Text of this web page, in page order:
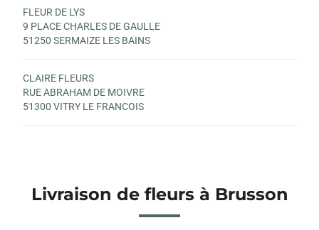
FLEUR DE LYS
9 PLACE CHARLES DE GAULLE
51250 SERMAIZE LES BAINS
CLAIRE FLEURS
RUE ABRAHAM DE MOIVRE
51300 VITRY LE FRANCOIS
Livraison de fleurs à Brusson